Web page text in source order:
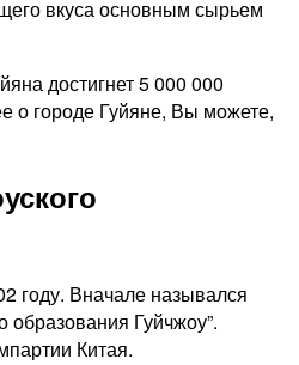
вкуса основным сырьем
достигнет 5 000 000
о городе Гуйяне, Вы можете,
году. Вначале назывался
образования Гуйчжоу”.
Китая.